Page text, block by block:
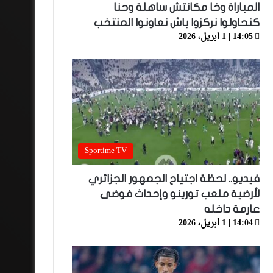
المباراة وخا مكانتش ساهلة وحنا
كنحاولوا نركزوا باش نعاونوا المنتخب
14:05 | 1 أبريل، 2026
Sportime TV
فيديو.. لحظة اجتياح الجمهور الجزائري
لأرضية ملعب تورينو وإحداث فوضى
عارمة داخله
14:04 | 1 أبريل، 2026